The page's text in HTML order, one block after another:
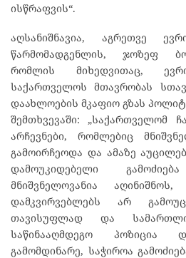
ისწრაფვის“.
აღსანიშნავია, აგრეთვე
წარმომადგენლის, ჯოზეფ
რომლის მიხედვითაც,
საქართველოს მთავრობას
დაახლოების მკაფიო გზას
შემთხვევაში: „საქართველომ
არჩევნები, რომლებიც
გამოირჩეოდა და ამაზე
დამოუკიდებელი
მნიშვნელოვანია
დამკვირვებლებს არ
თავისუფლად და
საწინააღმდეგო პოზიცია
გამომდინარე, საჭიროა